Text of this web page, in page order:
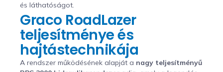
és láthatóságot.
Graco RoadLazer
teljesítménye és
hajtástechnikája
A rendszer működésének alapját a nagy teljesítményű